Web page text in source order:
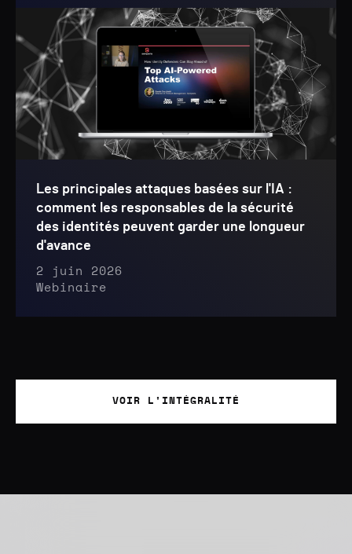
Les principales attaques basées sur l'IA :
comment les responsables de la sécurité
des identités peuvent garder une longueur
d'avance
2 juin 2026
Webinaire
VOIR L'INTÉGRALITÉ